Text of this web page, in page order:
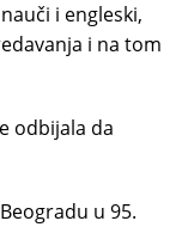
i engleski,
i na tom
odbijala da
u 95.